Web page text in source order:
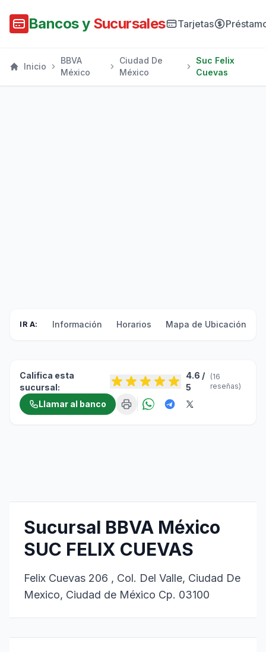
Bancos y Sucursales Tarjetas
Inicio
BBVA
México
Ciudad De
México
Suc Felix
Cuevas
IR A: Información Horarios Mapa de Ubicación
Califica esta
sucursal:
4.6 /
5
(16
reseñas)
Llamar al banco
Sucursal BBVA México
SUC FELIX CUEVAS
Felix Cuevas 206 , Col. Del Valle, Ciudad De
Mexico, Ciudad de México Cp. 03100